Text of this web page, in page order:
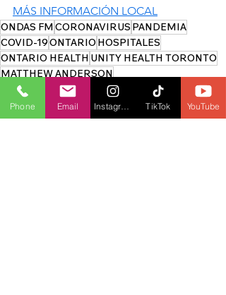
MÁS INFORMACIÓN LOCAL
ONDAS FMCORONAVIRUS PANDEMIA
COVID-19ONTARIOHOSPITALES
ONTARIO HEALTH UNITY HEALTH TORONTO
MATTHEW ANDERSON
LOCAL
HEALTH
COVID-19
Phone Email TikTok YouTube